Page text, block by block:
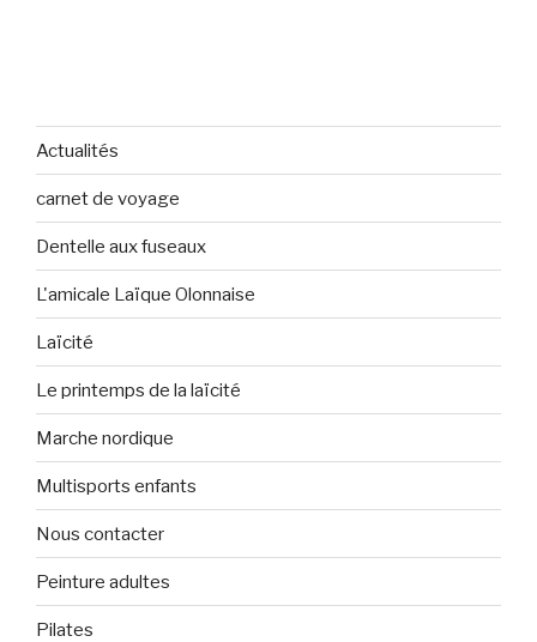
Actualités
carnet de voyage
Dentelle aux fuseaux
L'amicale Laïque Olonnaise
Laïcité
Le printemps de la laïcité
Marche nordique
Multisports enfants
Nous contacter
Peinture adultes
Pilates